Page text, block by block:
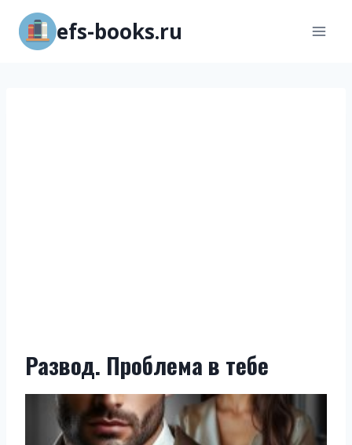
Перейти
содержимому
efs-books.ru
Развод. Проблема в тебе